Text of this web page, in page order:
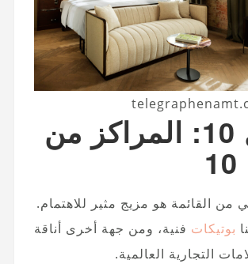
أفضل 10: المراكز من
من القائمة هو مزيج مثير للاهتمام.
بوتيكات فنية، ومن جهة أخرى أناقة
التجارية العالمية.